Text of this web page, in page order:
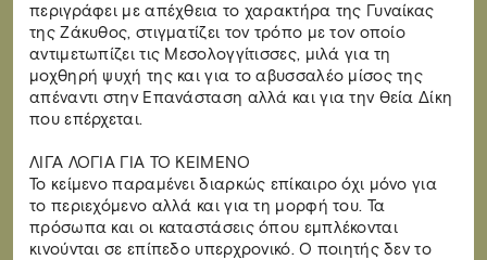
περιγράφει με απέχθεια το χαρακτήρα της Γυναίκας
της Ζάκυθος, στιγματίζει τον τρόπο με τον οποίο
αντιμετωπίζει τις Μεσολογγίτισσες, μιλά για τη
μοχθηρή ψυχή της και για το αβυσσαλέο μίσος της
απέναντι στην Επανάσταση αλλά και για την Θεία Δίκη
που επέρχεται.
ΛΙΓΑ ΛΟΓΙΑ ΓΙΑ ΤΟ ΚΕΙΜΕΝΟ
Το κείμενο παραμένει διαρκώς επίκαιρο όχι μόνο για
το περιεχόμενο αλλά και για τη μορφή του. Τα
πρόσωπα και οι καταστάσεις όπου εμπλέκονται
κινούνται σε επίπεδο υπερχρονικό. Ο ποιητής δεν το